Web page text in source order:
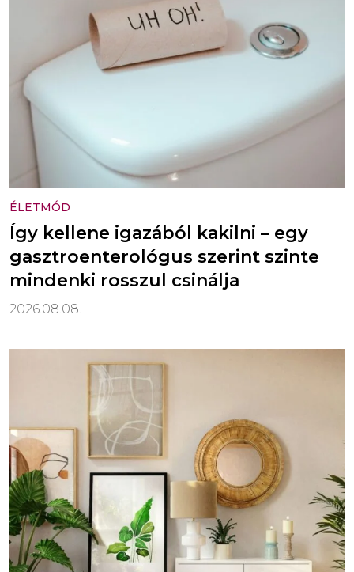
ÉLETMÓD
Így kellene igazából kakilni – egy
gasztroenterológus szerint szinte
mindenki rosszul csinálja
2026.08.08.